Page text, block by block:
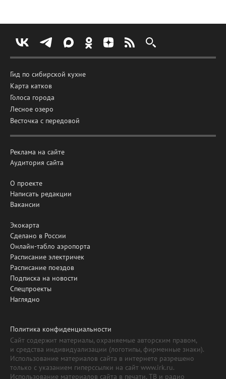
Гид по сибирской кухне
Карта катков
Голоса города
Лесное озеро
Весточка с передовой
Реклама на сайте
Аудитория сайта
О проекте
Написать редакции
Вакансии
Экокарта
Сделано в России
Онлайн-табло аэропорта
Расписание электричек
Расписание поездов
Подписка на новости
Спецпроекты
Наглядно
Политика конфиденциальности
Сайт содержит материалы, охраняемые авторским правом,
и средства индивидуализации (логотипы, фирменные знаки).
Использование материалов сайта в интернете разрешено
только с указанием гиперссылки на сайт www.irk.ru.
Использование материалов сайта в печати, ТВ и радио